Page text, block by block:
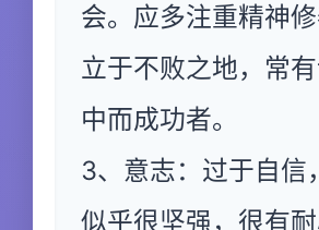
会。应多注重精神
立于不败之地，常
中而成功者。
3、意志：过于自信
似乎很坚强，很有